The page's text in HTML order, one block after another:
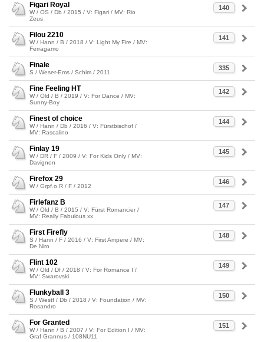
140
Figari Royal
W / OS / Db / 2015 / V: Figari / MV: Rio
Zeus
141
Filou 2210
W / Hann / B / 2018 / V: Light My Fire / MV:
Ferragamo
335
Finale
S / Weser-Ems / Schim / 2011
142
Fine Feeling HT
W / Old / B / 2019 / V: For Dance / MV:
Sunny-Boy
144
Finest of choice
W / Hann / Db / 2016 / V: Fürstbischof /
MV: Rascalino
145
Finlay 19
W / DR / F / 2009 / V: For Kids Only / MV:
Davignon
146
Firefox 29
W / Grpf.o.R / F / 2012
147
Firlefanz B
W / Old / B / 2015 / V: Fürst Romancier /
MV: Really Fabulous xx
148
First Firefly
S / Hann / F / 2016 / V: First Ampere / MV:
De Niro
149
Flint 102
W / Old / Df / 2018 / V: For Romance I /
MV: Swarovski
150
Flunkyball 3
S / Westf / Db / 2018 / V: Foundation / MV:
Rosandro
151
For Granted
W / Hann / B / 2007 / V: For Edition I / MV:
Graf Grannus / 108NU11